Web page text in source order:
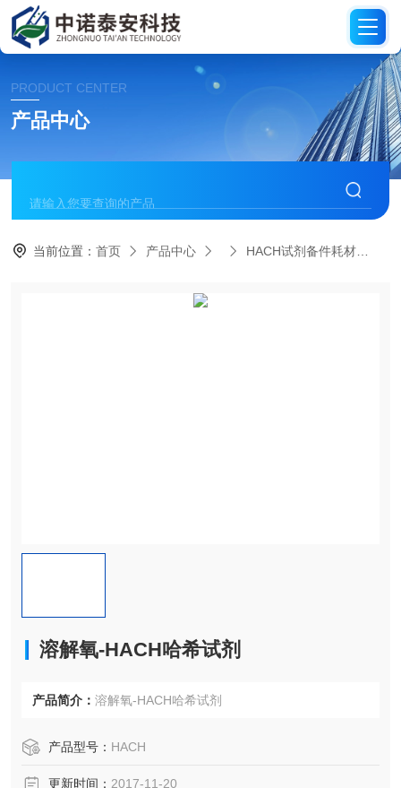
PRODUCT CENTER
产品中心
当前位置：首页 产品中心 HACH试剂备件耗材
溶解氧-HACH哈希试剂
产品简介： 溶解氧-HACH哈希试剂
产品型号： HACH
更新时间： 2017-11-20